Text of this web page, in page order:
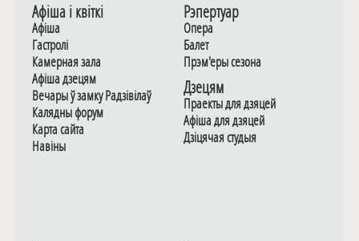
Афiша i квiткi
Афiша
Гастролi
Камерная зала
Афiша дзецям
Вечары ў замку Радзiвiлаў
Калядны форум
Карта сайта
Навiны
Рэпертуар
Опера
Балет
Прэм'еры сезона
Дзецям
Праекты для дзяцей
Афiша для дзяцей
Дзiцячая студыя